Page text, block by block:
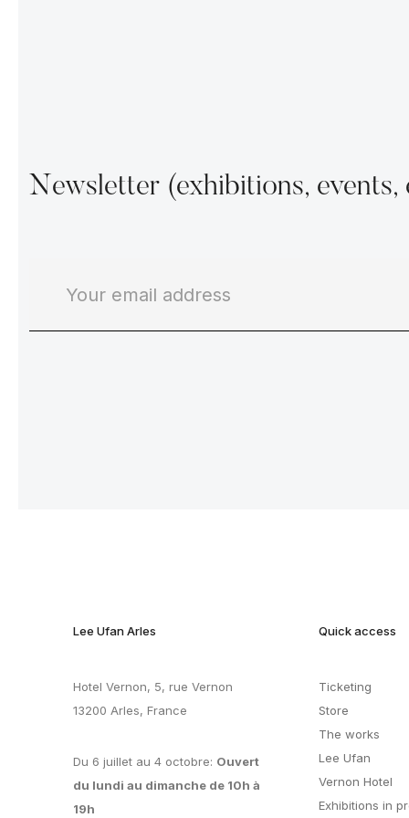
Newsletter (exhibitions, events,
Lee Ufan Arles
Hotel Vernon, 5, rue Vernon
13200 Arles, France
Du 6 juillet au 4 octobre: Ouvert
du lundi au dimanche de 10h à
19h
Quick access
Ticketing
Store
The works
Lee Ufan
Vernon Hotel
Exhibitions in